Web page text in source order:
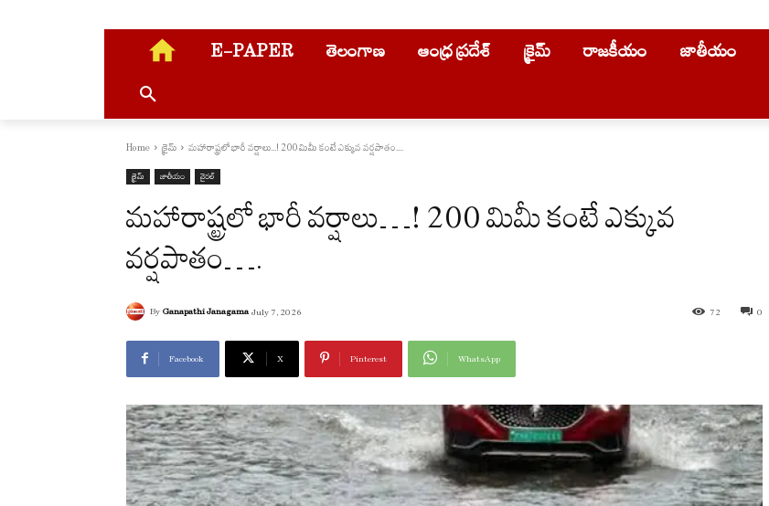
E-PAPER తెలంగాణ ఆంధ్ర ప్రదేశ్ క్రైమ్ రాజకీయం జాతీయం
Home క్రైమ్ మహారాష్ట్రలో భారీ వ‌ర్షాలు...! 200 మిమీ కంటే ఎక్కువ వ‌ర్ష‌పాతం....
క్రైమ్ జాతీయం వైరల్
మహారాష్ట్రలో భారీ వ‌ర్షాలు…! 200 మిమీ కంటే ఎక్కువ
వ‌ర్ష‌పాతం….
By Ganapathi Janagama July 7, 2026 0
72
Facebook X Pinterest WhatsApp